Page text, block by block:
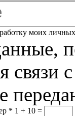
моих
связи
* 1 + 10 =